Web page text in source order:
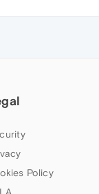
Policy